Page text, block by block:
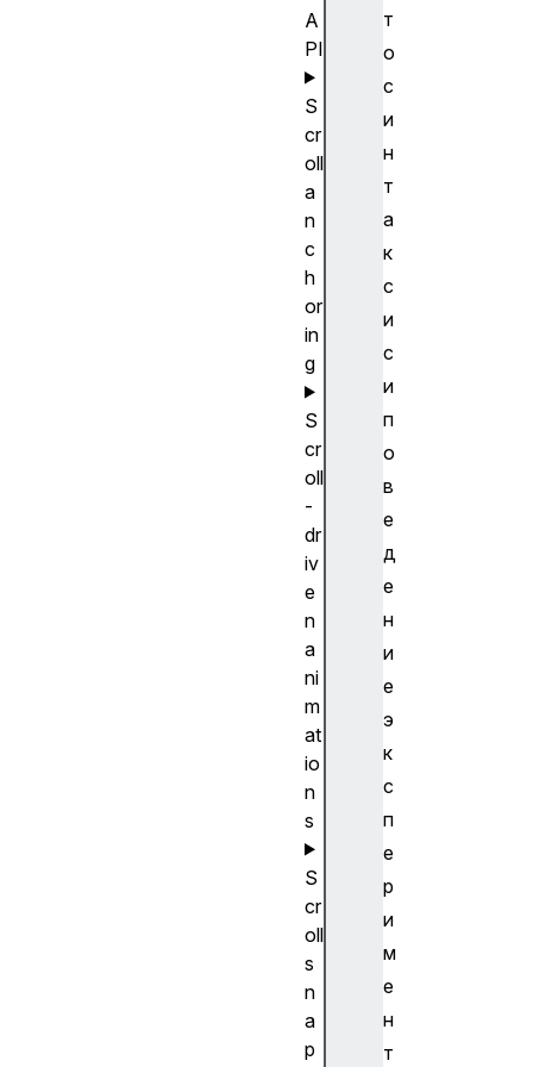
т
о
с
и
н
т
а
к
с
и
с
и
п
о
в
е
д
е
н
и
е
э
к
с
п
е
р
и
м
е
н
т
A
PI
S
cr
oll
a
n
c
h
or
in
g
S
cr
oll
-
dr
iv
e
n
a
ni
m
at
io
n
s
S
cr
oll
s
n
a
p